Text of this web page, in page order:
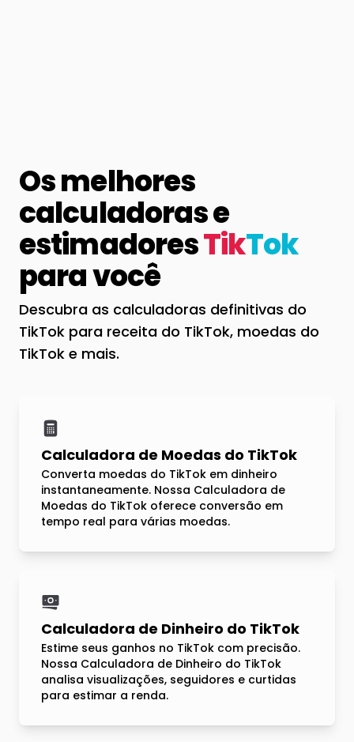
Os melhores
calculadoras e
estimadoresTikTok
para você
Descubra as calculadoras definitivas do
TikTok para receita do TikTok, moedas do
TikTok e mais.
Calculadora de Moedas do TikTok
Converta moedas do TikTok em dinheiro
instantaneamente. Nossa Calculadora de
Moedas do TikTok oferece conversão em
tempo real para várias moedas.
Calculadora de Dinheiro do TikTok
Estime seus ganhos no TikTok com precisão.
Nossa Calculadora de Dinheiro do TikTok
analisa visualizações, seguidores e curtidas
para estimar a renda.